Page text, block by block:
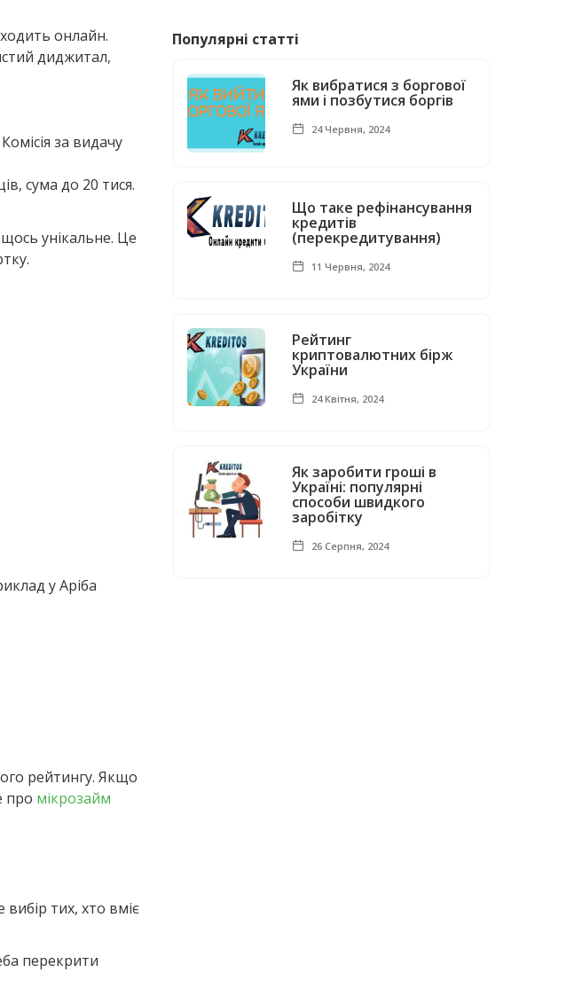
онлайн.
диджитал,
за видачу
сума до 20 тися.
унікальне. Це
у Аріба
рейтингу. Якщо
про мікрозайм
тих, хто вміє
перекрити
Популярні статті
Як вибратися з боргової
ями і позбутися боргів
24 Червня, 2024
Що таке рефінансування
кредитів
(перекредитування)
11 Червня, 2024
Рейтинг
криптовалютних бірж
України
24 Квітня, 2024
Як заробити гроші в
Україні: популярні
способи швидкого
заробітку
26 Серпня, 2024